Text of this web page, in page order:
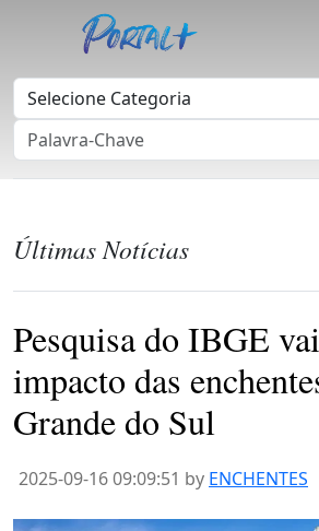
Últimas Notícias
Pesquisa do IBGE
impacto das
Grande do Sul
2025-09-16 09:09:51 by ENCHENTES